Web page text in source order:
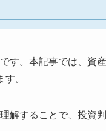
す。本記事では、資
。
解することで、投資